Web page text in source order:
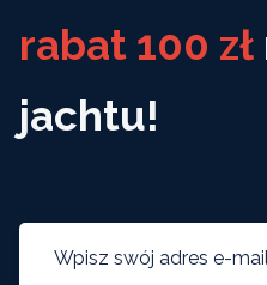
rabat 100 zł
jachtu!